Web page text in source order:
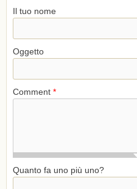
Il tuo nome
Oggetto
Comment *
Quanto fa uno più uno?